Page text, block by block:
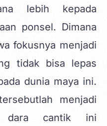
lebih kepada
ponsel. Dimana
fokusnya menjadi
tidak bisa lepas
dunia maya ini.
menjadi
dara cantik ini